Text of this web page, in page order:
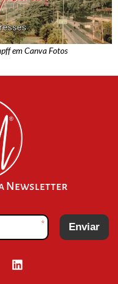
em Canva Fotos
Newsletter
* Enviar